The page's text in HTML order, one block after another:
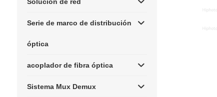
Serie de marco de distribución
óptica
acoplador de fibra óptica
Sistema Mux Demux